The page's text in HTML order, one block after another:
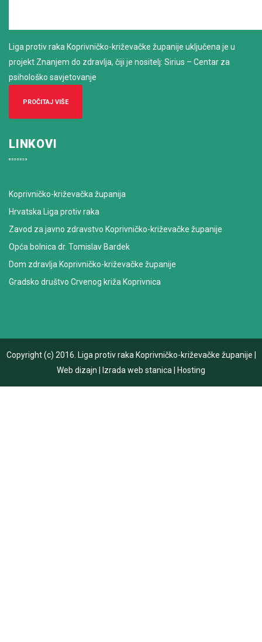
Liga protiv raka Koprivničko-križevačke županije uključena je u
projekt Znanjem do zdravlja, čiji je nositelj: Sirius – Centar za
psihološko savjetovanje
PROČITAJ VIŠE
LINKOVI
Koprivničko-križevačka županija
Hrvatska Liga protiv raka
Zavod za javno zdravstvo Koprivničko-križevačke županije
Opća bolnica dr. Tomislav Bardek
Dom zdravlja Koprivničko-križevačke županije
Gradsko društvo Crvenog križa Koprivnica
Copyright (c) 2016. Liga protiv raka Koprivničko-križevačke županije
Web dizajn
Izrada web stanica Hosting